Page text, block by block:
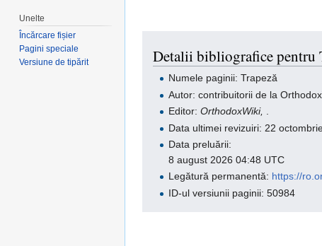
Detalii bibliografice pentru
Numele paginii: Trapeză
Autor: contribuitorii de la
Editor:OrthodoxWiki, .
Data ultimei revizuiri: 22
Data preluării:
8 august 2026 04:48 UTC
Legătură permanentă: https://
ID-ul versiunii paginii: 50984
Unelte
Încărcare fișier
Pagini speciale
Versiune de tipărit